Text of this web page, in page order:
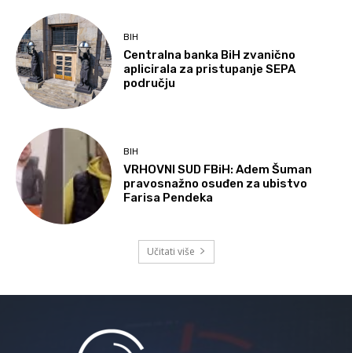
BIH
Centralna banka BiH zvanično
aplicirala za pristupanje SEPA
području
BIH
VRHOVNI SUD FBiH: Adem Šuman
pravosnažno osuđen za ubistvo
Farisa Pendeka
Učitati više